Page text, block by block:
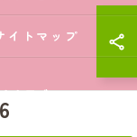
イトマップ